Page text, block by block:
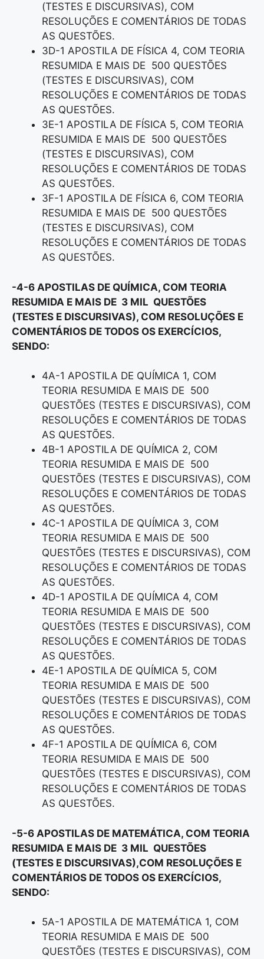
(TESTES E DISCURSIVAS), COM
RESOLUÇÕES E COMENTÁRIOS DE TODAS
AS QUESTÕES.
3D-1 APOSTILA DE FÍSICA 4, COM TEORIA
RESUMIDA E MAIS DE 500 QUESTÕES
(TESTES E DISCURSIVAS), COM
RESOLUÇÕES E COMENTÁRIOS DE TODAS
AS QUESTÕES.
3E-1 APOSTILA DE FÍSICA 5, COM TEORIA
RESUMIDA E MAIS DE 500 QUESTÕES
(TESTES E DISCURSIVAS), COM
RESOLUÇÕES E COMENTÁRIOS DE TODAS
AS QUESTÕES.
3F-1 APOSTILA DE FÍSICA 6, COM TEORIA
RESUMIDA E MAIS DE 500 QUESTÕES
(TESTES E DISCURSIVAS), COM
RESOLUÇÕES E COMENTÁRIOS DE TODAS
AS QUESTÕES.
-4-6 APOSTILAS DE QUÍMICA, COM TEORIA
RESUMIDA E MAIS DE 3 MIL QUESTÕES
(TESTES E DISCURSIVAS), COM RESOLUÇÕES E
COMENTÁRIOS DE TODOS OS EXERCÍCIOS,
SENDO:
4A-1 APOSTILA DE QUÍMICA 1, COM
TEORIA RESUMIDA E MAIS DE 500
QUESTÕES (TESTES E DISCURSIVAS), COM
RESOLUÇÕES E COMENTÁRIOS DE TODAS
AS QUESTÕES.
4B-1 APOSTILA DE QUÍMICA 2, COM
TEORIA RESUMIDA E MAIS DE 500
QUESTÕES (TESTES E DISCURSIVAS), COM
RESOLUÇÕES E COMENTÁRIOS DE TODAS
AS QUESTÕES.
4C-1 APOSTILA DE QUÍMICA 3, COM
TEORIA RESUMIDA E MAIS DE 500
QUESTÕES (TESTES E DISCURSIVAS), COM
RESOLUÇÕES E COMENTÁRIOS DE TODAS
AS QUESTÕES.
4D-1 APOSTILA DE QUÍMICA 4, COM
TEORIA RESUMIDA E MAIS DE 500
QUESTÕES (TESTES E DISCURSIVAS), COM
RESOLUÇÕES E COMENTÁRIOS DE TODAS
AS QUESTÕES.
4E-1 APOSTILA DE QUÍMICA 5, COM
TEORIA RESUMIDA E MAIS DE 500
QUESTÕES (TESTES E DISCURSIVAS), COM
RESOLUÇÕES E COMENTÁRIOS DE TODAS
AS QUESTÕES.
4F-1 APOSTILA DE QUÍMICA 6, COM
TEORIA RESUMIDA E MAIS DE 500
QUESTÕES (TESTES E DISCURSIVAS), COM
RESOLUÇÕES E COMENTÁRIOS DE TODAS
AS QUESTÕES.
-5-6 APOSTILAS DE MATEMÁTICA, COM TEORIA
RESUMIDA E MAIS DE 3 MIL QUESTÕES
(TESTES E DISCURSIVAS),COM RESOLUÇÕES E
COMENTÁRIOS DE TODOS OS EXERCÍCIOS,
SENDO:
5A-1 APOSTILA DE MATEMÁTICA 1, COM
TEORIA RESUMIDA E MAIS DE 500
QUESTÕES (TESTES E DISCURSIVAS), COM